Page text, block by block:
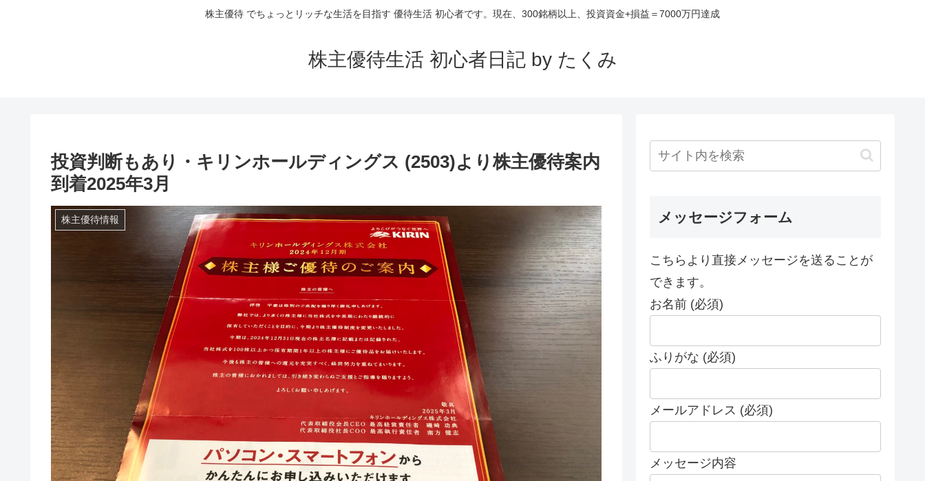
株主優待 でちょっとリッチな生活を目指す 優待生活 初心者です。現在、300銘柄以上、投資資金+損益＝7000万円達成
株主優待生活 初心者日記 by たくみ
投資判断もあり・キリンホールディングス (2503)より株主優待案内
到着2025年3月
株主優待情報 メッセージフォーム
こちらより直接メッセージを送ることが
できます。
お名前 (必須)
ふりがな (必須)
メールアドレス (必須)
メッセージ内容